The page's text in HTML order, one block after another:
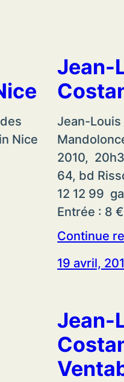
Nice
Jean-
Jean-
2010,
64, bd
12 12 99
Entrée : 8 €
Continue
19 avril,
Jean-